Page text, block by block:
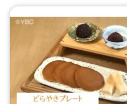
アナウンサー
Announcer
イベント
Event
試写会・プレゼント
Present